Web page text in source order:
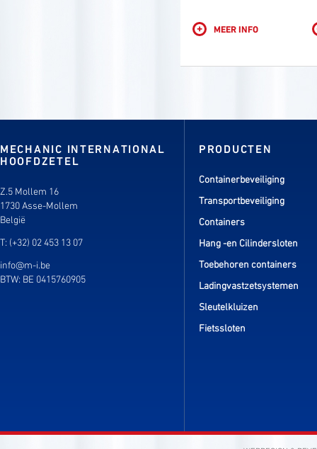
+ MEER INFO
MECHANIC INTERNATIONAL
HOOFDZETEL
Z.5 Mollem 16
1730 Asse-Mollem
België
T: (+32) 02 453 13 07
info@m-i.be
BTW: BE 0415760905
PRODUCTEN
Containerbeveiliging
Transportbeveiliging
Containers
Hang -en Cilindersloten
Toebehoren containers
Ladingvastzetsystemen
Sleutelkluizen
Fietssloten